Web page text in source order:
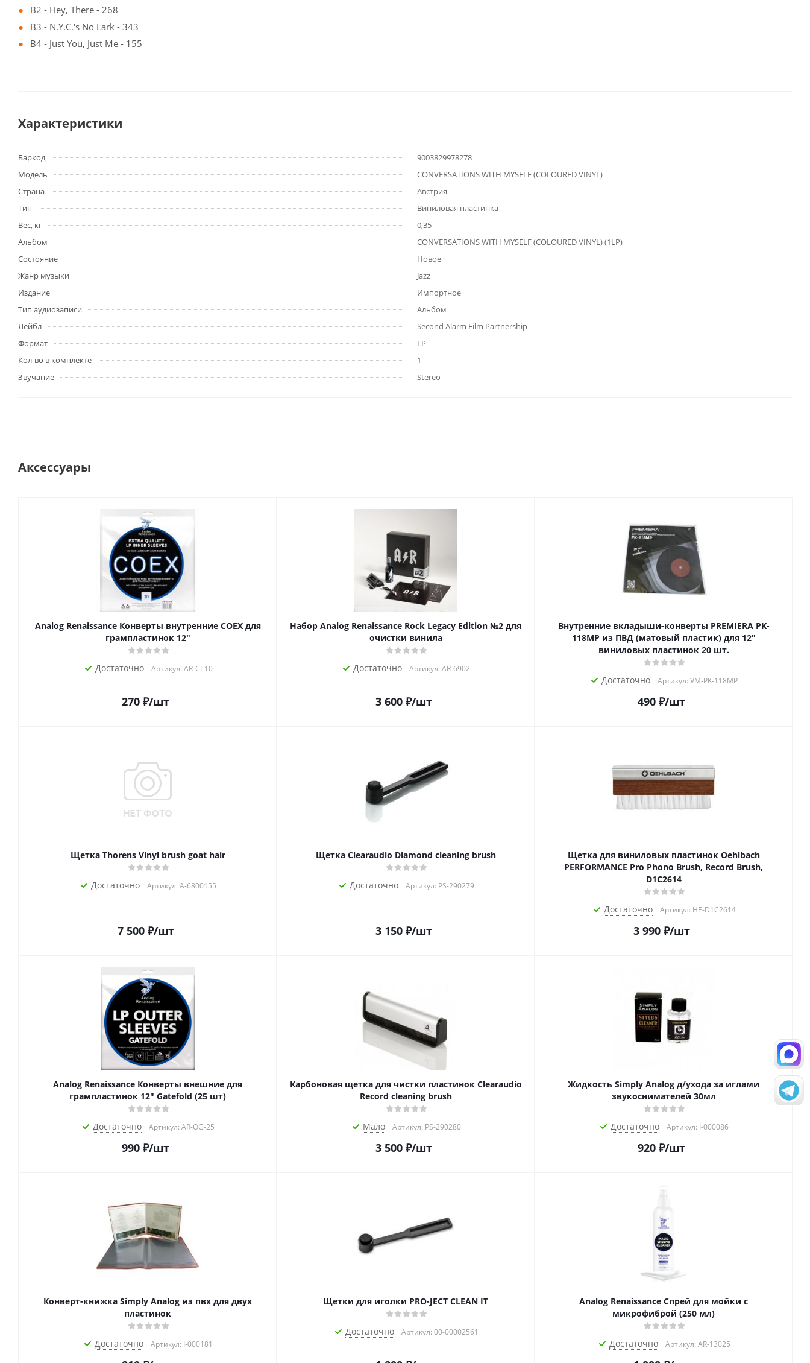
B2 - Hey, There - 268
B3 - N.Y.C.'s No Lark - 343
B4 - Just You, Just Me - 155
Характеристики
Баркод
9003829978278
Модель
CONVERSATIONS WITH MYSELF (COLOURED VINYL)
Страна
Австрия
Тип
Виниловая пластинка
Вес, кг
0,35
Альбом
CONVERSATIONS WITH MYSELF (COLOURED VINYL) (1LP)
Состояние
Новое
Жанр музыки
Jazz
Издание
Импортное
Тип аудиозаписи
Альбом
Лейбл
Second Alarm Film Partnership
Формат
LP
Кол-во в комплекте
1
Звучание
Stereo
Аксессуары
Analog Renaissance Конверты внутренние COEX для
грампластинок 12"
Достаточно Артикул: AR-CI-10
270 ₽/шт
Набор Analog Renaissance Rock Legacy Edition №2 для
очистки винила
Достаточно Артикул: AR-6902
3 600₽/шт
Внутренние вкладыши-конверты PREMIERA PK-
118MP из ПВД (матовый пластик) для 12"
виниловых пластинок 20 шт.
Достаточно Артикул: VM-PK-118MP
490 ₽/шт
Щетка Thorens Vinyl brush goat hair
Достаточно Артикул: A-6800155
7 500₽/шт
Щетка Clearaudio Diamond cleaning brush
Достаточно Артикул: PS-290279
3 150₽/шт
Щетка для виниловых пластинок Oehlbach
PERFORMANCE Pro Phono Brush, Record Brush,
D1C2614
Достаточно Артикул: HE-D1C2614
3 990₽/шт
Analog Renaissance Конверты внешние для
грампластинок 12" Gatefold (25 шт)
Достаточно Артикул: AR-OG-25
990 ₽/шт
Карбоновая щетка для чистки пластинок Clearaudio
Record cleaning brush
Мало Артикул: PS-290280
3 500₽/шт
Жидкость Simply Analog д/ухода за иглами
звукоснимателей 30мл
Достаточно Артикул: I-000086
920 ₽/шт
Конверт-книжка Simply Analog из пвх для двух
пластинок
Достаточно Артикул: I-000181
Щетки для иголки PRO-JECT CLEAN IT
Достаточно Артикул: 00-00002561
Analog Renaissance Спрей для мойки с
микрофиброй (250 мл)
Достаточно Артикул: AR-13025